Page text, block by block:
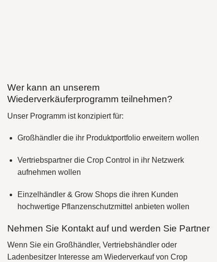
Wer kann an unserem
Wiederverkäuferprogramm teilnehmen?
Unser Programm ist konzipiert für:
Großhändlerdie ihr Produktportfolio erweitern wollen
Vertriebspartnerdie Crop Control in ihr Netzwerk
aufnehmen wollen
Einzelhändler & Grow Shopsdie ihren Kunden
hochwertige Pflanzenschutzmittel anbieten wollen
Nehmen Sie Kontakt auf und werden Sie Partner
Wenn Sie ein Großhändler, Vertriebshändler oder
Ladenbesitzer Interesse am Wiederverkauf von Crop